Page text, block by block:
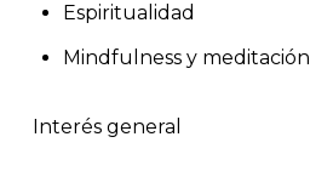
Espiritualidad
Mindfulness y meditación
Interés general